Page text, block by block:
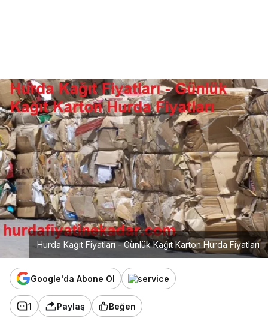
Hurda Kağıt Fiyatları - Günlük Kağıt Karton Hurda Fiyatları
Google'da Abone Ol
1 Paylaş Beğen